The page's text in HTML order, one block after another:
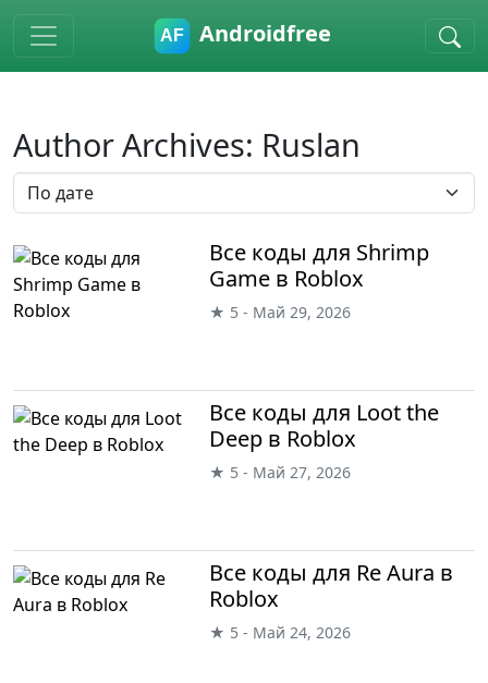
Skip to main content Androidfree
Author Archives: Ruslan
Все коды для Shrimp
Game в Roblox
★ 5 - Май 29, 2026
Все коды для Loot the
Deep в Roblox
★ 5 - Май 27, 2026
Все коды для Re Aura в
Roblox
★ 5 - Май 24, 2026